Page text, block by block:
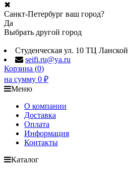
✖
Санкт-Петербург ваш город?
Да
Выбрать другой город
Студенческая ул. 10 ТЦ Ланской
seifi.ru@ya.ru
Корзина (0)
на сумму 0 ₽
Меню
О компании
Доставка
Оплата
Информация
Контакты
Каталог